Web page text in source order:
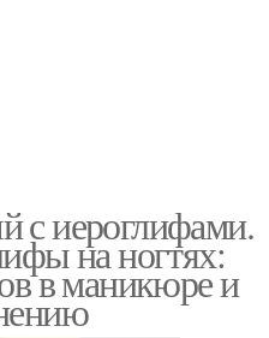
с иероглифами.
на ногтях:
в маникюре и